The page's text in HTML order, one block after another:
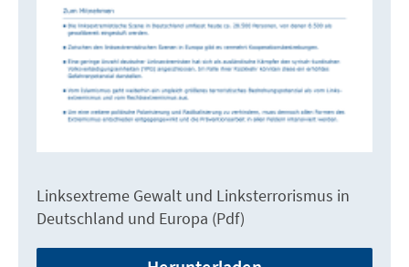
Linksextreme Gewalt und Linksterrorismus in
Deutschland und Europa (Pdf)